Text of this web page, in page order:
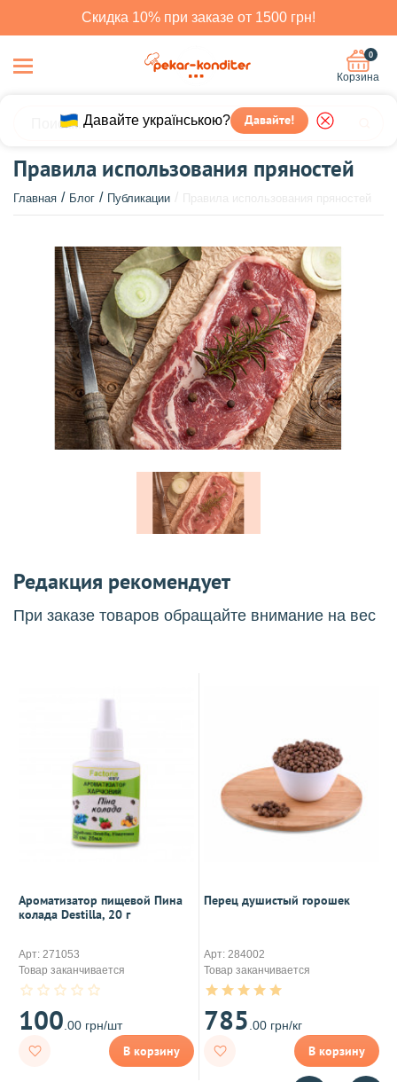
Скидка 10% при заказе от 1500 грн!
Давайте українською? Давайте!
0
Корзина
Правила использования пряностей
Главная Блог Публикации
Редакция рекомендует
При заказе товаров обращайте внимание на вес
Ароматизатор пищевой Пина
колада Destilla, 20 г
Арт: 271053
Товар заканчивается
100.00 грн/шт
В корзину
Перец душистый горошек
Арт: 284002
Товар заканчивается
785.00 грн/кг
В корзину